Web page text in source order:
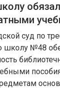
суд по
школу №48